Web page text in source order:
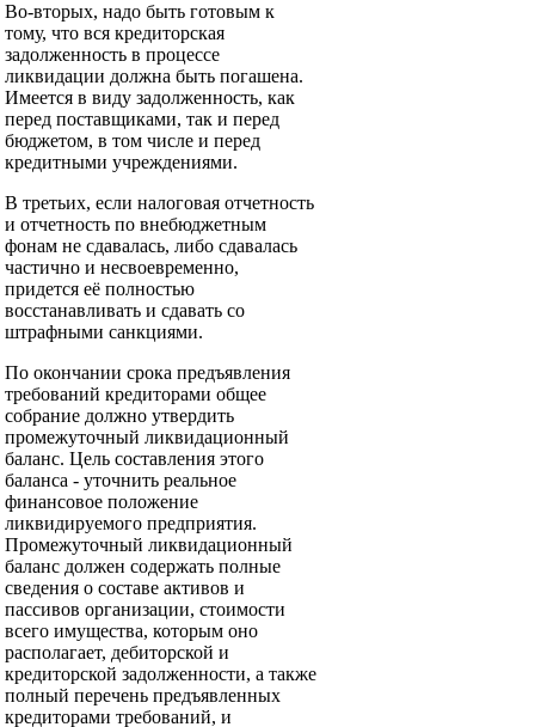
Во-вторых, надо быть готовым к
тому, что вся кредиторская
задолженность в процессе
ликвидации должна быть погашена.
Имеется в виду задолженность, как
перед поставщиками, так и перед
бюджетом, в том числе и перед
кредитными учреждениями.
В третьих, если налоговая отчетность
и отчетность по внебюджетным
фонам не сдавалась, либо сдавалась
частично и несвоевременно,
придется её полностью
восстанавливать и сдавать со
штрафными санкциями.
По окончании срока предъявления
требований кредиторами общее
собрание должно утвердить
промежуточный ликвидационный
баланс. Цель составления этого
баланса - уточнить реальное
финансовое положение
ликвидируемого предприятия.
Промежуточный ликвидационный
баланс должен содержать полные
сведения о составе активов и
пассивов организации, стоимости
всего имущества, которым оно
располагает, дебиторской и
кредиторской задолженности, а также
полный перечень предъявленных
кредиторами требований, и